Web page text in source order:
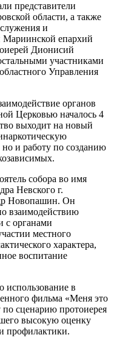
представители
области, а также
и
Мариинской епархий
Дионисий
участниками
Управления
органов
Церковью началось 4
выходит на новый
но и работу по созданию
собора во имя
Невского г.
Новопашин. Он
взаимодействию
с органами
местного
характера,
воспитание
использование в
фильма «Меня это
по сценарию протоиерея
высокую оценку
профилактики.